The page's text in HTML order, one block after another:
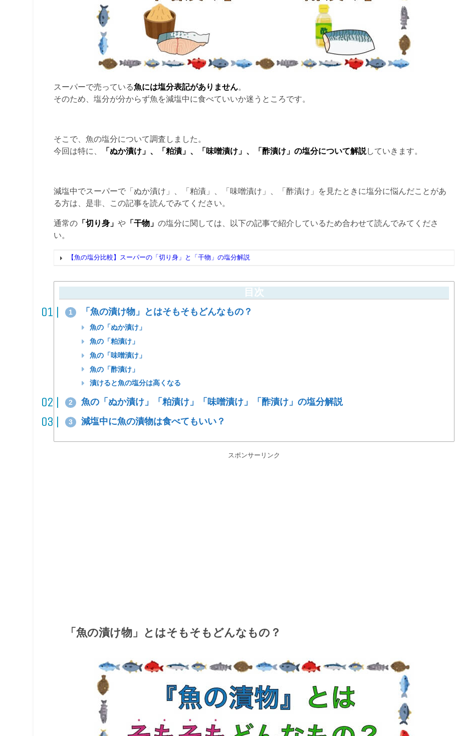
スーパーで売っている魚には塩分表記がありません。
そのため、塩分が分からず魚を減塩中に食べていいか迷うところです。
そこで、魚の塩分について調査しました。
今回は特に、
「ぬか漬け」、「粕漬」、「味噌漬け」、「酢漬け」の塩分について解説していきます。
減塩中でスーパーで「ぬか漬け」、「粕漬」、「味噌漬け」、「酢漬け」を見たときに塩分に悩んだことがあ
る方は、是非、この記事を読んでみてください。
通常の 「切り身」や 「干物」の塩分に関しては、以下の記事で紹介しているため合わせて読んでみてくださ
い。
【魚の塩分比較】スーパーの「切り身」と「干物」の塩分解説
目次
1 「魚の漬け物」とはそもそもどんなもの？
魚の「ぬか漬け」
魚の「粕漬け」
魚の「味噌漬け」
魚の「酢漬け」
漬けると魚の塩分は高くなる
2 魚の「ぬか漬け」「粕漬け」「味噌漬け」「酢漬け」の塩分解説
3 減塩中に魚の漬物は食べてもいい？
スポンサーリンク
「魚の漬け物」とはそもそもどんなもの？